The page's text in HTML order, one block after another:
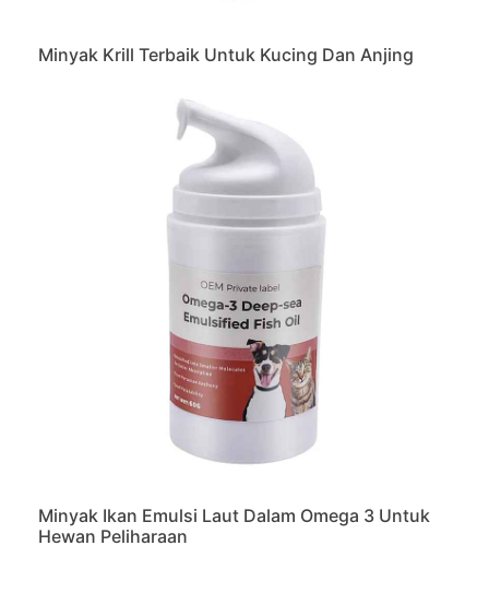
Minyak Krill Terbaik Untuk Kucing Dan Anjing
Minyak Ikan Emulsi Laut Dalam Omega 3 Untuk
Hewan Peliharaan